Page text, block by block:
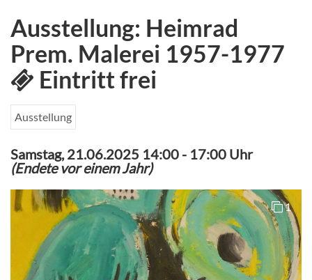
Ausstellung: Heimrad
Prem. Malerei 1957-1977
Eintritt frei
Ausstellung
Samstag, 21.06.2025 14:00 - 17:00 Uhr
(Endete vor einem Jahr)
1